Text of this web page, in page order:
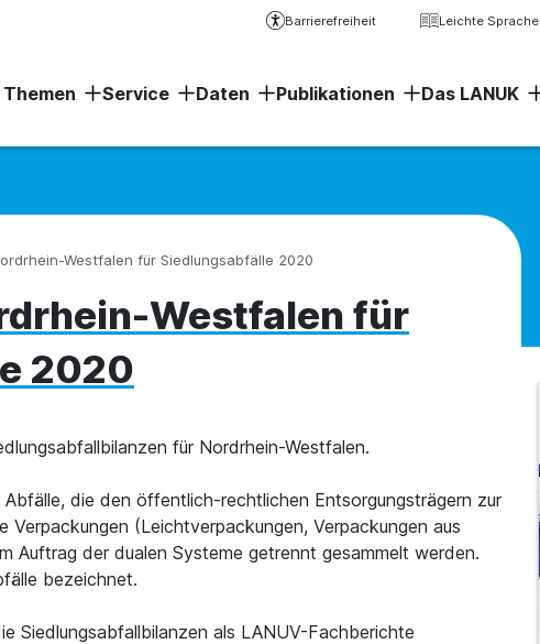
Barrierefreiheit Leichte Sprache
Themen Service Daten Publikationen Das LANUK
Westfalen für Siedlungsabfälle 2020
Westfalen für
2020
für Nordrhein-Westfalen.
die den öffentlich-rechtlichen Entsorgungsträgern zur
Verpackungen (Leichtverpackungen, Verpackungen aus
Auftrag der dualen Systeme getrennt gesammelt werden.
bezeichnet.
Siedlungsabfallbilanzen als LANUV-Fachberichte